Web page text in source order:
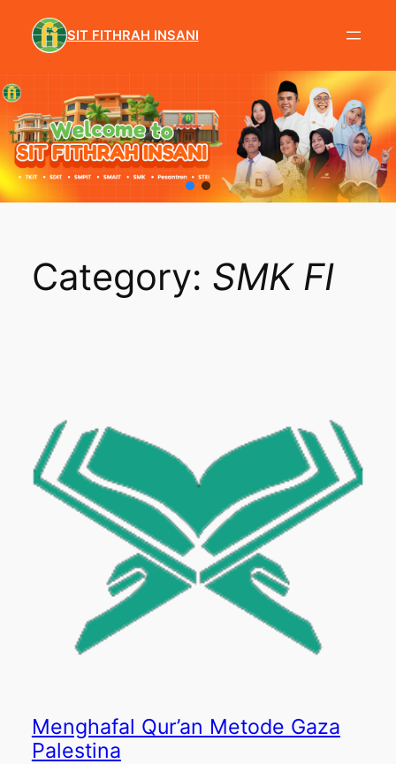
content
SIT FITHRAH INSANI
Category: SMK FI
Menghafal Qur’an Metode Gaza
Palestina